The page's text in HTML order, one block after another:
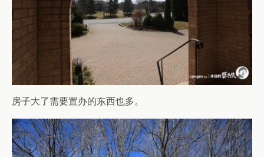
房子大了需要置办的东西也多。